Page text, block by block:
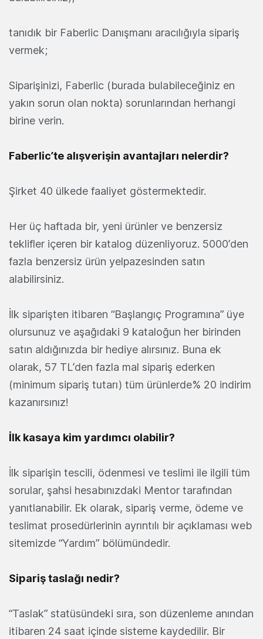
tanıdık bir Faberlic Danışmanı aracılığıyla sipariş
vermek;
Siparişinizi, Faberlic (burada bulabileceğiniz en
yakın sorun olan nokta) sorunlarından herhangi
birine verin.
Faberlic’te alışverişin avantajları nelerdir?
Şirket 40 ülkede faaliyet göstermektedir.
Her üç haftada bir, yeni ürünler ve benzersiz
teklifler içeren bir katalog düzenliyoruz. 5000’den
fazla benzersiz ürün yelpazesinden satın
alabilirsiniz.
İlk siparişten itibaren “Başlangıç Programına” üye
olursunuz ve aşağıdaki 9 kataloğun her birinden
satın aldığınızda bir hediye alırsınız. Buna ek
olarak, 57 TL’den fazla mal sipariş ederken
(minimum sipariş tutarı) tüm ürünlerde% 20 indirim
kazanırsınız!
İlk kasaya kim yardımcı olabilir?
İlk siparişin tescili, ödenmesi ve teslimi ile ilgili tüm
sorular, şahsi hesabınızdaki Mentor tarafından
yanıtlanabilir. Ek olarak, sipariş verme, ödeme ve
teslimat prosedürlerinin ayrıntılı bir açıklaması web
sitemizde “Yardım” bölümündedir.
Sipariş taslağı nedir?
“Taslak” statüsündeki sıra, son düzenleme anından
itibaren 24 saat içinde sisteme kaydedilir. Bir